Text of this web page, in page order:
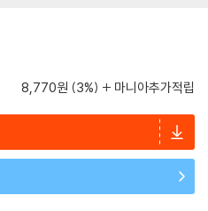
8,770원 (3%) 마니아추가적립